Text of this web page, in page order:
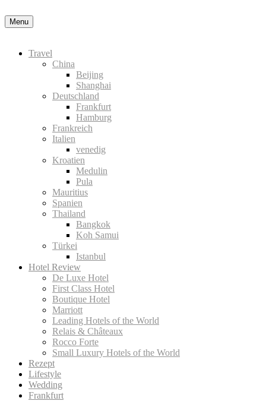
Menu
Travel
China
Beijing
Shanghai
Deutschland
Frankfurt
Hamburg
Frankreich
Italien
venedig
Kroatien
Medulin
Pula
Mauritius
Spanien
Thailand
Bangkok
Koh Samui
Türkei
Istanbul
Hotel Review
De Luxe Hotel
First Class Hotel
Boutique Hotel
Marriott
Leading Hotels of the World
Relais & Châteaux
Rocco Forte
Small Luxury Hotels of the World
Rezept
Lifestyle
Wedding
Frankfurt
Okay, thanks